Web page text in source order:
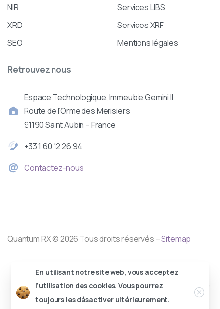
NIR
XRD
SEO
Services LIBS
Services XRF
Mentions légales
Retrouveznous
Espace Technologique, Immeuble Gemini II
Route de l’Orme des Merisiers
91190 Saint Aubin – France
+33 1 60 12 26 94
Contactez-nous
Quantum RX © 2026 Tous droits réservés –Sitemap
En utilisant notre site web, vous acceptez
l’utilisation des cookies. Vous pourrez
toujours les désactiver ultérieurement.